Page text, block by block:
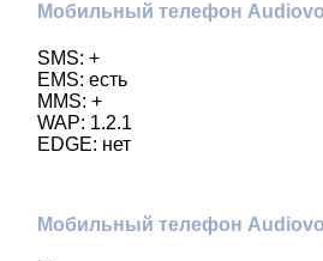
Мобильный телефон
SMS: +
EMS: есть
MMS: +
WAP: 1.2.1
EDGE: нет
Мобильный телефон